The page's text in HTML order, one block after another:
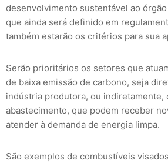
desenvolvimento sustentável ao
que ainda será definido em
também estarão os critérios para sua
Serão prioritários os setores que
de baixa emissão de carbono, seja
indústria produtora, ou indiretamente,
abastecimento, que podem receber
atender à demanda de energia limpa.
São exemplos de combustíveis